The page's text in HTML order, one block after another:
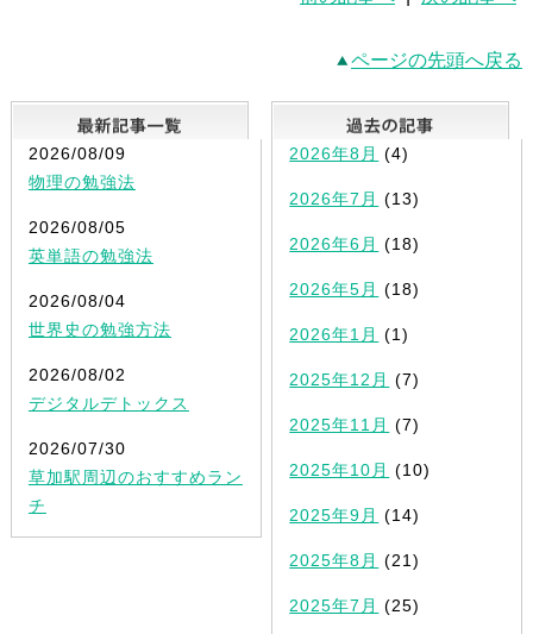
ページの先頭へ戻る
最新記事一覧
2026/08/09
物理の勉強法
2026/08/05
英単語の勉強法
2026/08/04
世界史の勉強方法
2026/08/02
デジタルデトックス
2026/07/30
草加駅周辺のおすすめラン
チ
2026年8月 (4)
2026年7月 (13)
2026年6月 (18)
2026年5月 (18)
2026年1月 (1)
2025年12月 (7)
2025年11月 (7)
2025年10月 (10)
2025年9月 (14)
2025年8月 (21)
2025年7月 (25)